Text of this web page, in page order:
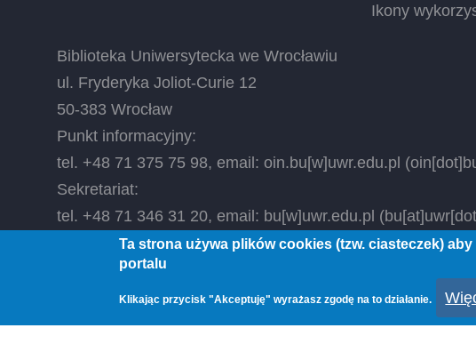
Ikony
Biblioteka Uniwersytecka we Wrocławiu
ul. Fryderyka Joliot-Curie 12
50-383 Wrocław
Punkt informacyjny:
tel. +48 71 375 75 98, email: oin.bu [w] uwr.edu.pl
Sekretariat:
tel. +48 71 346 31 20, email: bu [w] uwr.edu.pl
© 2026 Biblioteka Uniwersytecka we Wrocławiu, All rights
Ta strona używa plików cookies (tzw. ciasteczek) aby
portalu
Klikając przycisk "Akceptuję" wyrażasz zgodę na to działanie.